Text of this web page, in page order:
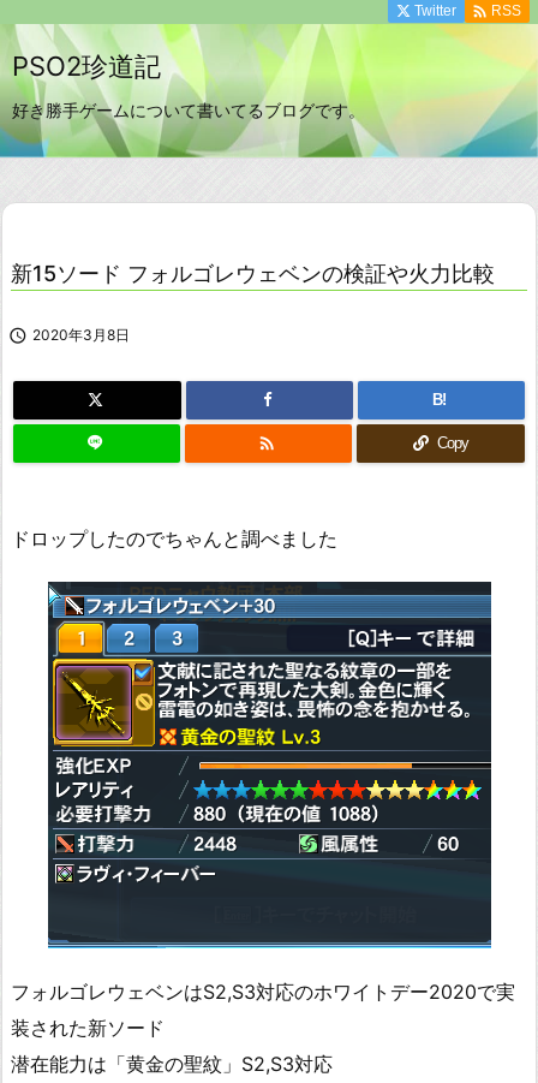
PSO2珍道記
好き勝手ゲームについて書いてるブログです。
Twitter  RSS
新15ソード フォルゴレウェベンの検証や火力比較
 2020年3月8日
B!
 Copy
ドロップしたのでちゃんと調べました
フォルゴレウェベンはS2,S3対応のホワイトデー2020で実
装された新ソード
潜在能力は「黄金の聖紋」S2,S3対応